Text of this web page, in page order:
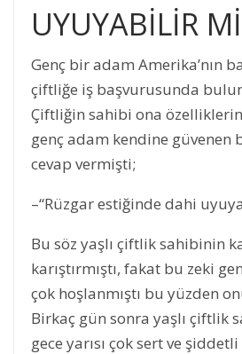
UYUYABİLİR
Genç bir adam Amerika’nın
çiftliğe iş başvurusunda
Çiftliğin sahibi ona
genç adam kendine güvenen
cevap vermişti;
–“Rüzgar estiğinde dahi
Bu söz yaşlı çiftlik sahibinin
karıştırmıştı, fakat bu zeki
çok hoşlanmıştı bu yüzden
Birkaç gün sonra yaşlı çiftlik
gece yarısı çok sert ve